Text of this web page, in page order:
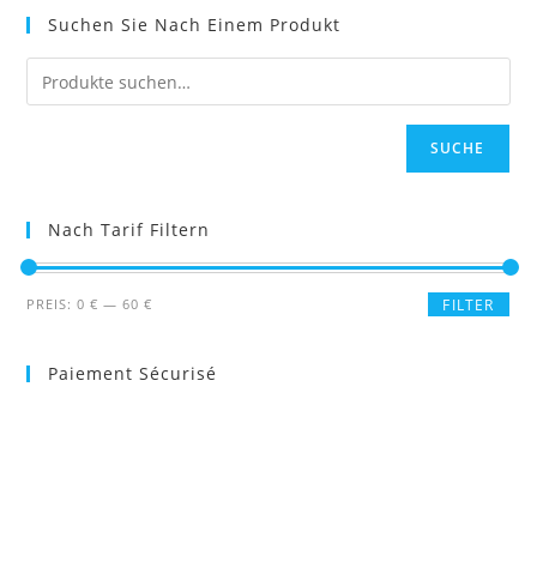
Suchen Sie Nach Einem Produkt
SUCHE
Nach Tarif Filtern
Min.
Max.
FILTER
PREIS:0 € —60 €
Paiement Sécurisé